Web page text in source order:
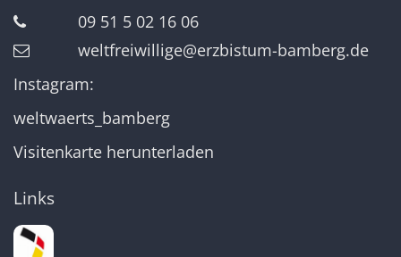
09 51 5 02 16 06
weltfreiwillige@erzbistum-bamberg.de
Instagram:
weltwaerts_bamberg
Visitenkarte herunterladen
Links